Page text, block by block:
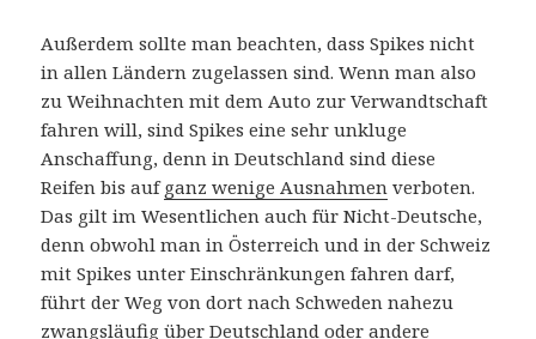
Außerdem sollte man beachten, dass Spikes nicht
in allen Ländern zugelassen sind. Wenn man also
zu Weihnachten mit dem Auto zur Verwandtschaft
fahren will, sind Spikes eine sehr unkluge
Anschaffung, denn in Deutschland sind diese
Reifen bis aufganz wenige Ausnahmen verboten.
Das gilt im Wesentlichen auch für Nicht-Deutsche,
denn obwohl man in Österreich und in der Schweiz
mit Spikes unter Einschränkungen fahren darf,
führt der Weg von dort nach Schweden nahezu
zwangsläufig über Deutschland oder andere